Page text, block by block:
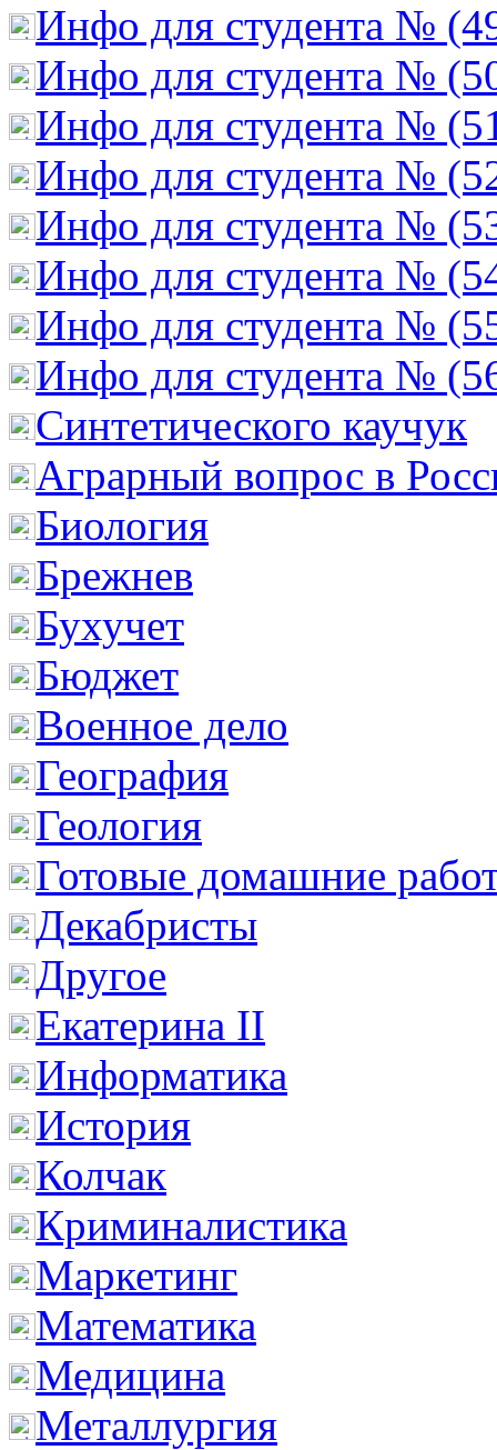
Инфо для студента №
Инфо для студента №
Инфо для студента №
Инфо для студента №
Инфо для студента №
Инфо для студента №
Инфо для студента №
Инфо для студента №
Cинтетического каучук
Аграрный вопрос в
Биология
Брежнев
Бухучет
Бюджет
Военное дело
География
Геология
Готовые домашние
Декабристы
Другое
Екатерина II
Информатика
История
Колчак
Криминалистика
Маркетинг
Математика
Медицина
Металлургия